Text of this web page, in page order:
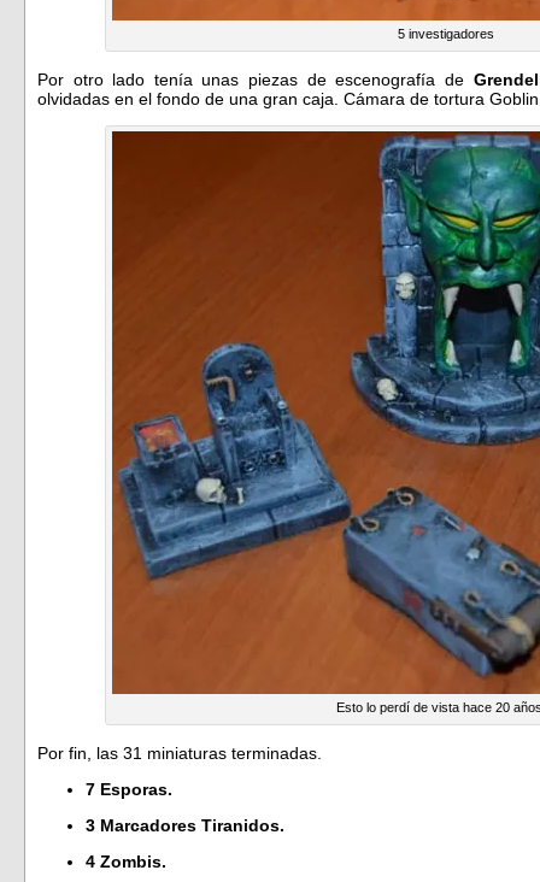
5 investigadores
Por otro lado tenía unas piezas de escenografía de Grendel
olvidadas en el fondo de una gran caja. Cámara de tortura
Esto lo perdí de vista hace 20
Por fin, las 31 miniaturas terminadas.
7 Esporas.
3 Marcadores Tiranidos.
4 Zombis.